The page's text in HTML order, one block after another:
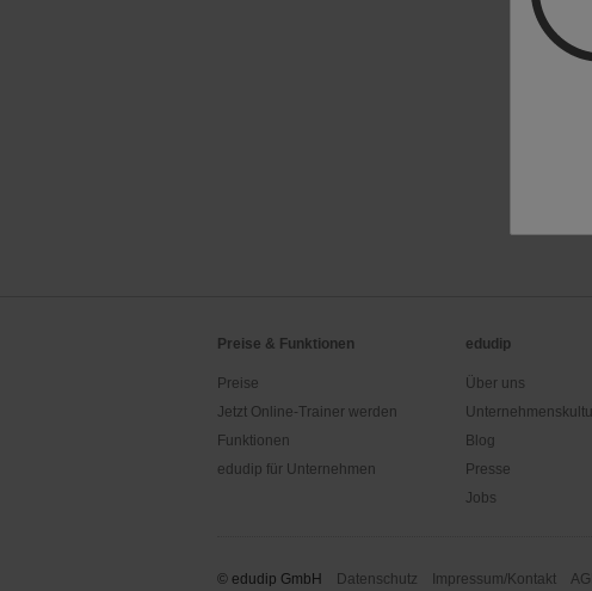
Preise & Funktionen
Preise
Jetzt Online-Trainer werden
Funktionen
edudip für Unternehmen
edudip
Über uns
Blog
Presse
Jobs
© edudip GmbH Datenschutz Impressum/Kontakt